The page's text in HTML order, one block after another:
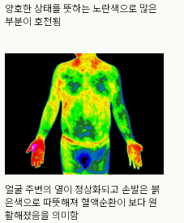
양호한 상태를 뜻하는 노란색으로 많은
부분이 호전됨
얼굴 주변의 열이 정상화되고 손발은 붉
은색으로 따뜻해져 혈액순환이 보다 원
활해졌음을 의미함